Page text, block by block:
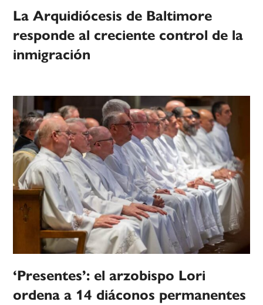
La Arquidiócesis de Baltimore
responde al creciente control de la
inmigración
‘Presentes’: el arzobispo Lori
ordena a 14 diáconos permanentes